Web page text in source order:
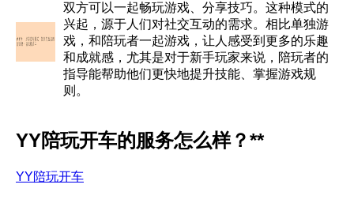
双方可以一起畅玩游戏、分享技巧。这种模式的
兴起，源于人们对社交互动的需求。相比单独游
戏，和陪玩者一起游戏，让人感受到更多的乐趣
和成就感，尤其是对于新手玩家来说，陪玩者的
指导能帮助他们更快地提升技能、掌握游戏规
则。
YY陪玩开车的服务怎么样？**
YY陪玩开车